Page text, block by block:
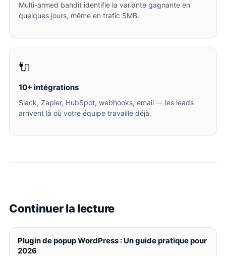
Multi-armed bandit identifie la variante gagnante en
quelques jours, même en trafic SMB.
🔌
10+ intégrations
Slack, Zapier, HubSpot, webhooks, email — les leads
arrivent là où votre équipe travaille déjà.
Continuer la lecture
Plugin de popup WordPress : Un guide pratique pour
2026